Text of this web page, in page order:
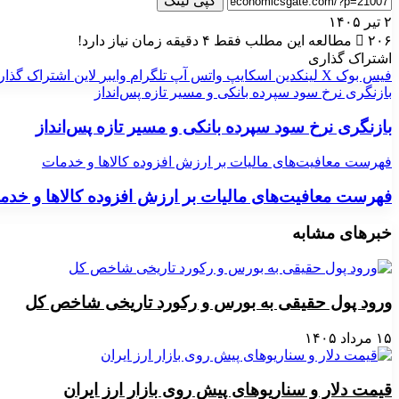
۲ تیر ۱۴۰۵
۲۰۶
مطالعه این مطلب فقط ۴ دقیقه زمان نیاز دارد!
اشتراک گذاری
فیس بوک X لینکدین اسکایپ واتس آپ تلگرام وایبر لاین اشتراک
بازنگری نرخ سود سپرده بانکی و مسیر تازه پس‌انداز
بازنگری نرخ سود سپرده بانکی و مسیر تازه پس‌انداز
فهرست معافیت‌های مالیات بر ارزش افزوده کالاها و خدمات
فهرست معافیت‌های مالیات بر ارزش افزوده کالاها و
خبرهای مشابه
ورود پول حقیقی به بورس و رکورد تاریخی شاخص کل
۱۵ مرداد ۱۴۰۵
قیمت دلار و سناریوهای پیش روی بازار ارز ایران